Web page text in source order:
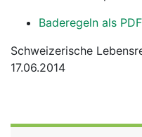
Baderegeln als PDF
Schweizerische
17.06.2014